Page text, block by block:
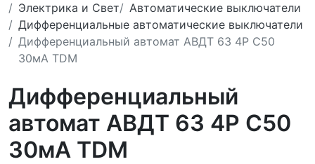
Электрика и Свет
Автоматические выключатели
Дифференциальные автоматические выключатели
Дифференциальный автомат АВДТ 63 4P C50
30мА TDM
Дифференциальный
автомат АВДТ 63 4P C50
30мА TDM